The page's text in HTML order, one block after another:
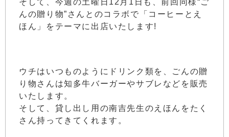
んの贈り物”さんとのコラボで「コーヒーとえ
ほん」をテーマに出店いたします!
ウチはいつものようにドリンク類を、ごんの贈
り物さんは知多牛バーガーやサブレなどを販売
いたします。
そして、貸し出し用の南吉先生のえほんをたく
さん持ってきてくれます。